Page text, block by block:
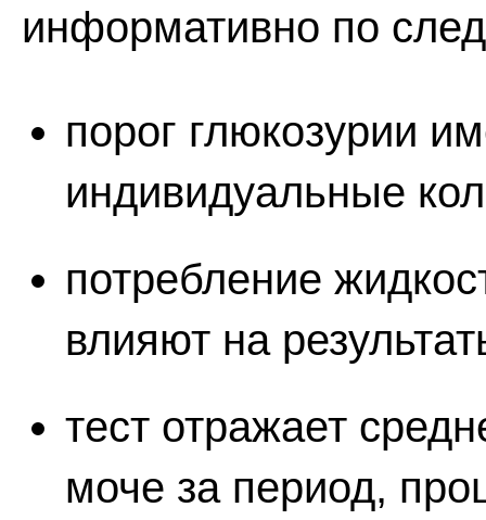
информативно по
порог глюкозурии
индивидуальные
потребление
влияют на
тест отражает
моче за период,